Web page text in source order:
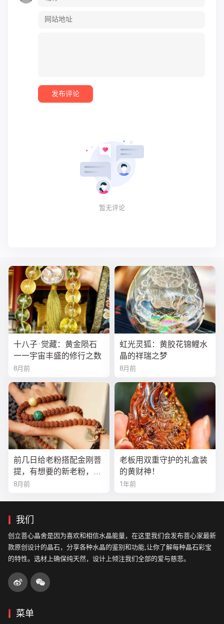
暂无评论
十八子·觉藏：黄金陨石
——宇宙丰盛的修行之数
8月前
虹光灵狐：黄胶花锦鲤水
晶的祥瑞之梦
8月前
前几日给老粉搭配金刚菩
提，有想要的新老粉，都
可以来排队
8月前
老板用双重守护的礼盒装
的黄财神！
1年前
我们
创立菩心晶舍是因为喜欢和相信水晶能量，在这里我们会发布菩心家最新
款原创设计的晶石，分享各种水晶的鉴别和功能,让你了解每种晶石彩宝
的特性。选材上确保纯天然，设计上倾注我们全部的爱与慈悲。
菜单